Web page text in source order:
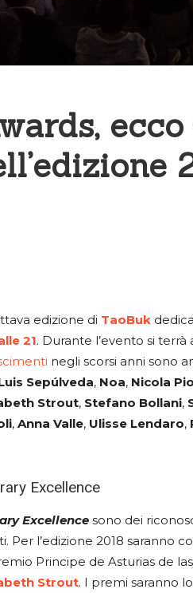
edizione di TaoBuk
21. Durante l’evento si
negli scorsi anni sono
Sepúlveda, Noa, Nicola
Strout, Stefano Bollani,
, Anna Valle, Ulisse Lendaro,
Excellence
Excellence sono dei
Per l’edizione 2018 saranno
Principe de Asturias de
Strout. I premi saranno